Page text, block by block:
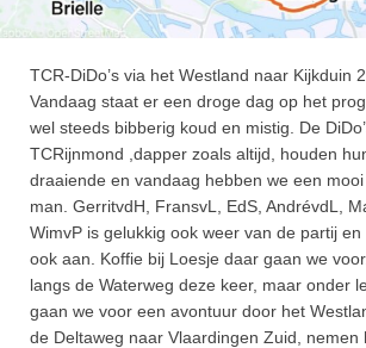
TCR-DiDo’s via het Westland naar Kijkduin
Vandaag staat er een droge dag op het
wel steeds bibberig koud en mistig. De
TCRijnmond ,dapper zoals altijd, houden
draaiende en vandaag hebben we een
man. GerritvdH, FransvL, EdS, AndrévdL,
WimvP is gelukkig ook weer van de partij
ook aan. Koffie bij Loesje daar gaan we
langs de Waterweg deze keer, maar onder
gaan we voor een avontuur door het
de Deltaweg naar Vlaardingen Zuid, nemen